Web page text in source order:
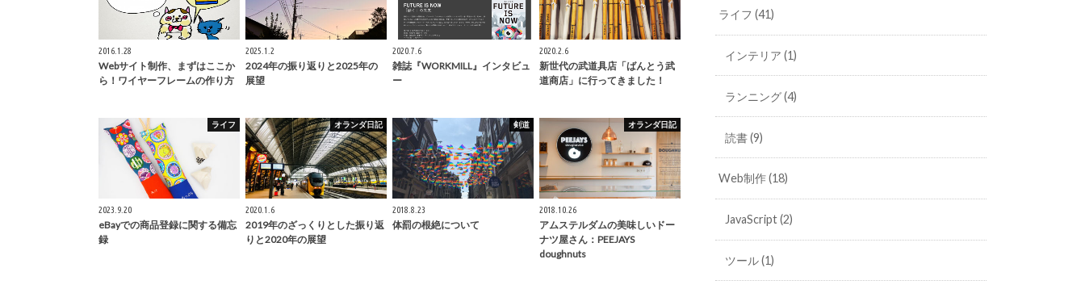
2016.1.28
Webサイト制作、まずはここか
ら！ワイヤーフレームの作り方
2025.1.2
2024年の振り返りと2025年の
展望
2020.7.6
雑誌『WORKMILL』インタビュ
ー
2020.2.6
新世代の武道具店「ばんとう武
道商店」に行ってきました！
ライフ
2023.9.20
eBayでの商品登録に関する備忘
録
オランダ日記
2020.1.6
2019年のざっくりとした振り返
りと2020年の展望
剣道
2018.8.23
体罰の根絶について
オランダ日記
2018.10.26
アムステルダムの美味しいドー
ナツ屋さん：PEEJAYS
doughnuts
ライフ(41)
インテリア (1)
ランニング(4)
読書(9)
Web制作(18)
JavaScript(2)
ツール(1)